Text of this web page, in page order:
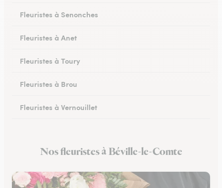
Fleuristes à Senonches
Fleuristes à Anet
Fleuristes à Toury
Fleuristes à Brou
Fleuristes à Vernouillet
Fleuristes à Lucé
Nos fleuristes à Béville-le-Comte